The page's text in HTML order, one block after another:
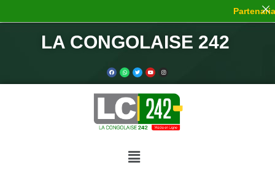
LA CONGOLAISE 242